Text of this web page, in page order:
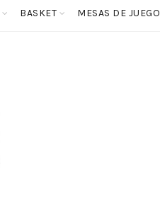
BASKET MESAS DE JUEGO